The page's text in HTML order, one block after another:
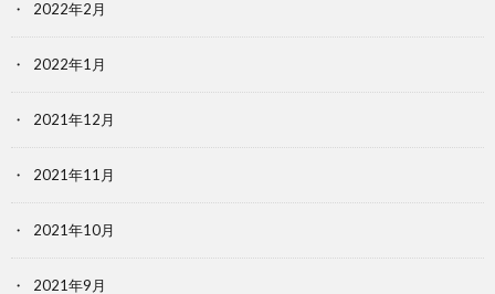
2022年2月
2022年1月
2021年12月
2021年11月
2021年10月
2021年9月